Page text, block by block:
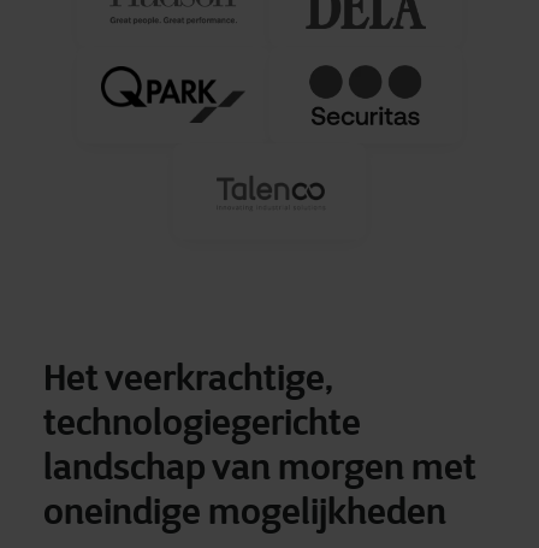
Het veerkrachtige,
technologiegerichte
landschap van morgen met
oneindige mogelijkheden